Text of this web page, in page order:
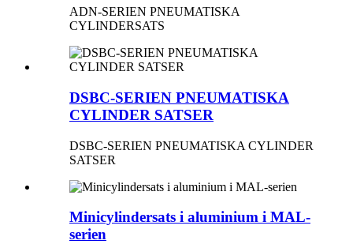
ADN-SERIEN PNEUMATISKA
CYLINDERSATS
DSBC-SERIEN PNEUMATISKA
CYLINDER SATSER
DSBC-SERIEN PNEUMATISKA CYLINDER
SATSER
Minicylindersats i aluminium i MAL-
serien